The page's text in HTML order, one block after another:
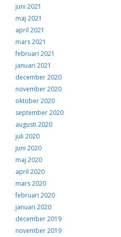
juni 2021
maj 2021
april 2021
mars 2021
februari 2021
januari 2021
december 2020
november 2020
oktober 2020
september 2020
augusti 2020
juli 2020
juni 2020
maj 2020
april 2020
mars 2020
februari 2020
januari 2020
december 2019
november 2019